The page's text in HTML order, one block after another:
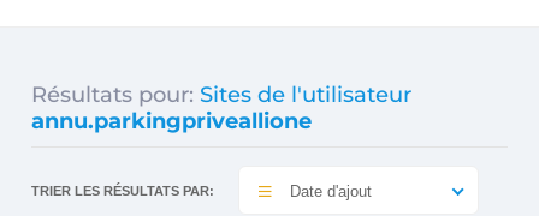
Résultats pour: Sites de l'utilisateur
annu.parkingpriveallione
TRIER LES RÉSULTATS PAR: Date d'ajout